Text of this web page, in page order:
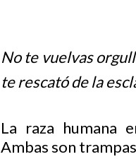
No te vuelvas
te rescató de la
La raza humana
Ambas son